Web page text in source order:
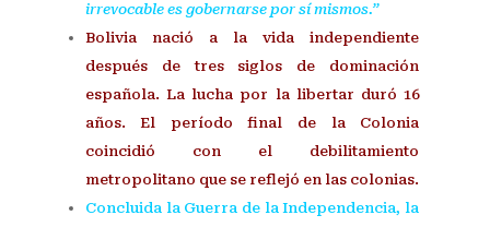
irrevocable es gobernarse por sí mismos.”
Bolivia nació a la vida independiente
después de tres siglos de dominación
española. La lucha por la libertar duró 16
años. El período final de la Colonia
coincidió con el debilitamiento
metropolitano que se reflejó en las colonias.
Concluida la Guerra de la Independencia, la